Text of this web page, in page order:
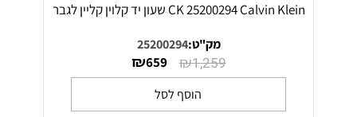
CK 25200294 Calvin Klein שעון יד קלוין קליין לגבר
מק"ט:25200294
₪1,259
₪659
הוסף לסל